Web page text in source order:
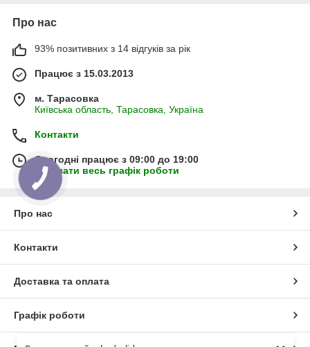
Про нас
93% позитивних з 14 відгуків за рік
Працює з 15.03.2013
м. Тарасовка
Київська область, Тарасовка, Україна
Контакти
Сьогодні працює з 09:00 до 19:00
Показати весь графік роботи
Про нас
Контакти
Доставка та оплата
Графік роботи